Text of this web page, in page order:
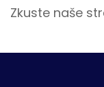
Zkuste naše